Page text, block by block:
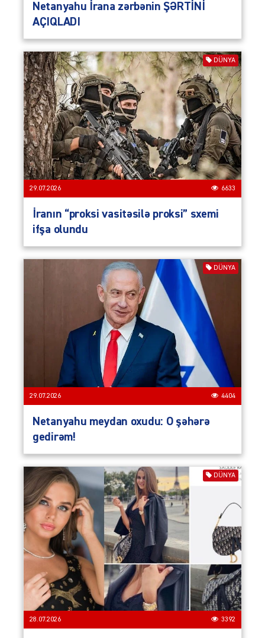
Netanyahu İrana zərbənin ŞƏRTİNİ
AÇIQLADI
DÜNYA
29.07.2026 6633
İranın “proksi vasitəsilə proksi” sxemi
ifşa olundu
DÜNYA
29.07.2026 4404
Netanyahu meydan oxudu: O şəhərə
gedirəm!
DÜNYA
28.07.2026 3392